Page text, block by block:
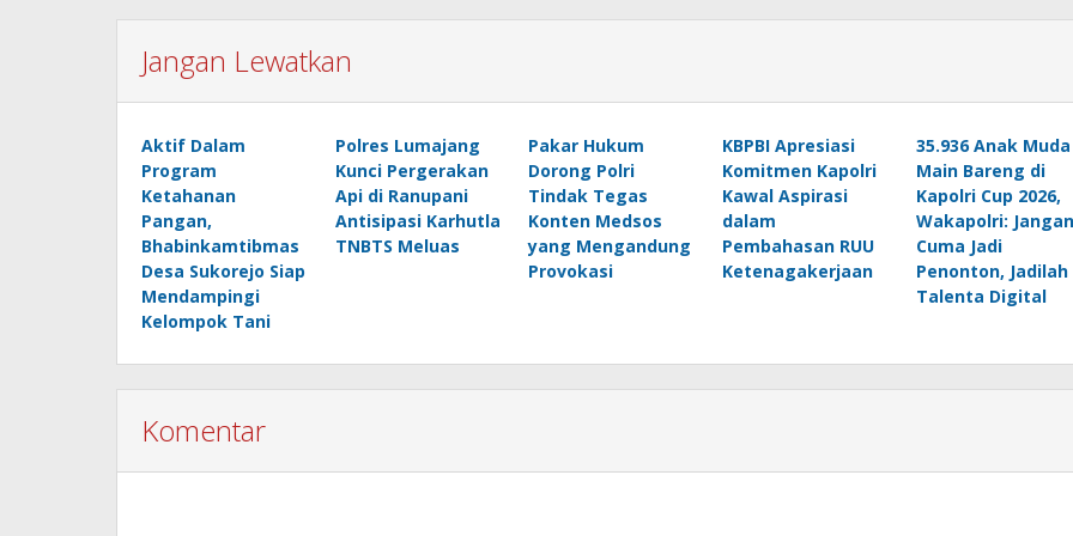
Jangan Lewatkan
Aktif Dalam
Program
Ketahanan
Pangan,
Bhabinkamtibmas
Desa Sukorejo Siap
Mendampingi
Kelompok Tani
Polres Lumajang
Kunci Pergerakan
Api di Ranupani
Antisipasi Karhutla
TNBTS Meluas
Pakar Hukum
Dorong Polri
Tindak Tegas
Konten Medsos
yang Mengandung
Provokasi
KBPBI Apresiasi
Komitmen Kapolri
Kawal Aspirasi
dalam
Pembahasan RUU
Ketenagakerjaan
35.936 Anak Muda
Main Bareng di
Kapolri Cup 2026,
Wakapolri: Jangan
Cuma Jadi
Penonton, Jadilah
Talenta Digital
Komentar